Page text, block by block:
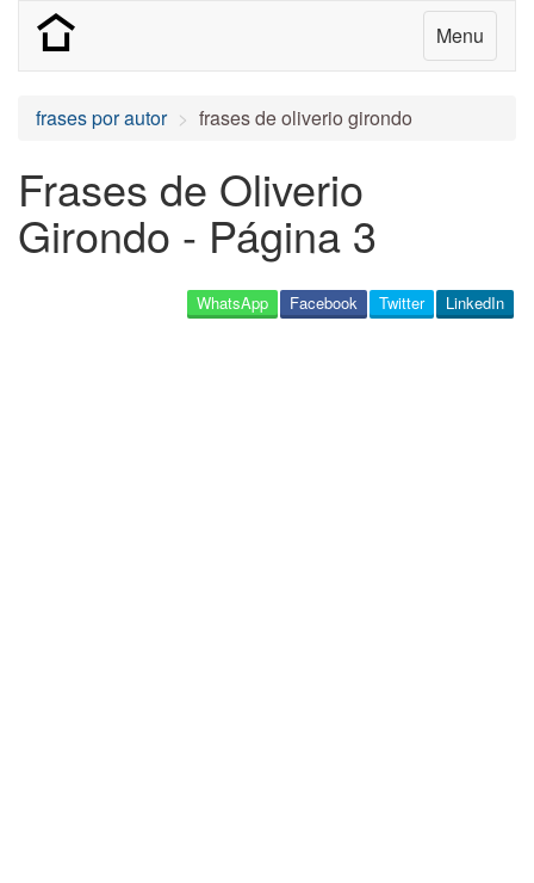
Menu
frases por autor frases de oliverio girondo
Frases de Oliverio
Girondo - Página 3
LinkedIn
Twitter
Facebook
WhatsApp